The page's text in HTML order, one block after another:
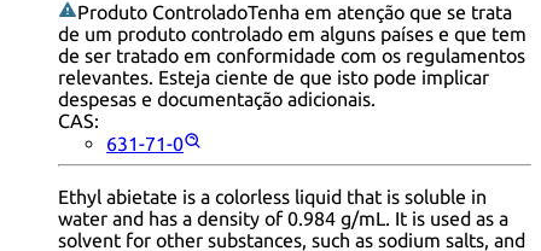
Produto ControladoTenha em atenção que se trata
de um produto controlado em alguns países e que tem
de ser tratado em conformidade com os regulamentos
relevantes. Esteja ciente de que isto pode implicar
despesas e documentação adicionais.
CAS:
631-71-0
Ethyl abietate is a colorless liquid that is soluble in
water and has a density of 0.984 g/mL. It is used as a
solvent for other substances, such as sodium salts, and